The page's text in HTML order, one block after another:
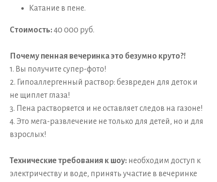
Катание в пене.
Стоимость:40 000 руб.
Почему пенная вечеринка это безумно круто?!
1. Вы получите супер-фото!
2. Гипоаллергенный раствор: безвреден для деток и
не щиплет глаза!
3. Пена растворяется и не оставляет следов на газоне!
4. Это мега-развлечение не только для детей, но и для
взрослых!
Технические требования к шоу: необходим доступ к
электричеству и воде, принять участие в вечеринке